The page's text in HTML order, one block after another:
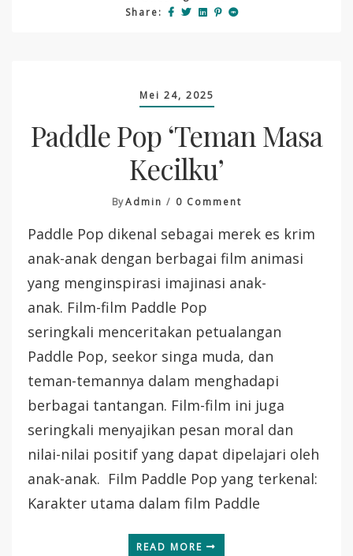
Share:
Mei 24, 2025
Paddle Pop ‘Teman Masa
Kecilku’
ByAdmin 0 CommentOn
Pop
‘Teman
Masa
Kecilku’
Paddle Pop dikenal sebagai merek es krim
anak-anak dengan berbagai film animasi
yang menginspirasi imajinasi anak-
anak. Film-film Paddle Pop
seringkali menceritakan petualangan
Paddle Pop, seekor singa muda, dan
teman-temannya dalam menghadapi
berbagai tantangan. Film-film ini juga
seringkali menyajikan pesan moral dan
nilai-nilai positif yang dapat dipelajari oleh
anak-anak. Film Paddle Pop yang terkenal:
Karakter utama dalam film Paddle
READ MORE